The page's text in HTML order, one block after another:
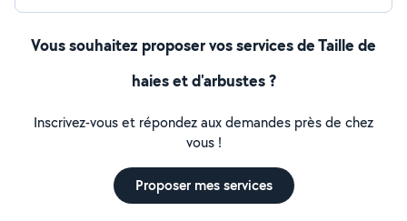
Vous souhaitez proposer vos services de Taille de
haies et d'arbustes ?
Inscrivez-vous et répondez aux demandes près de chez
vous !
Proposer mes services